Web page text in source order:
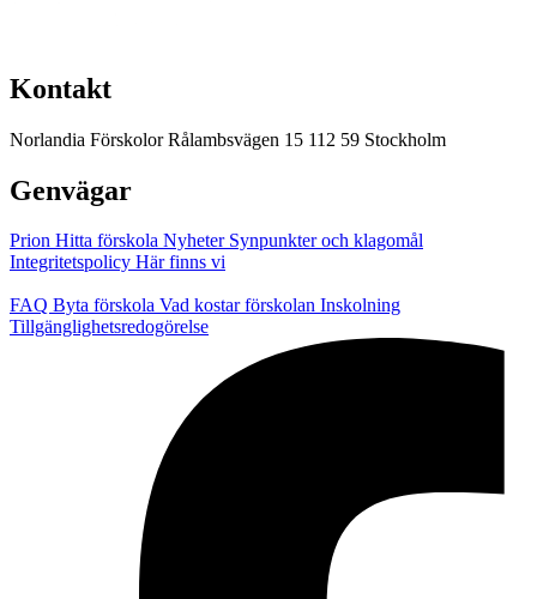
Kontakt
Norlandia Förskolor Rålambsvägen 15 112 59 Stockholm
Genvägar
Prion Hitta förskola Nyheter Synpunkter och klagomål
Integritetspolicy Här finns vi
FAQ Byta förskola Vad kostar förskolan Inskolning
Tillgänglighetsredogörelse